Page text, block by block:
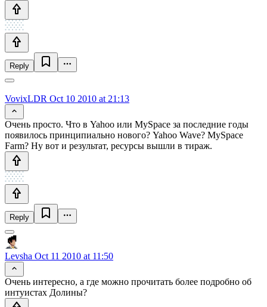
Reply
VovixLDR Oct 10 2010 at 21:13
Очень просто. Что в Yahoo или MySpace за последние годы
появилось принципиально нового? Yahoo Wave? MySpace
Farm? Ну вот и результат, ресурсы вышли в тираж.
Reply
Levsha Oct 11 2010 at 11:50
Очень интересно, а где можно прочитать более подробно об
интуистах Долины?